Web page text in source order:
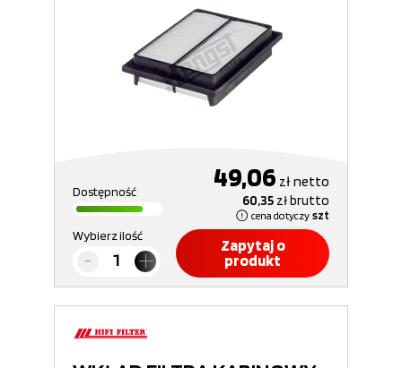
Dostępność 49,06 złnetto
60,35 złbrutto
cena dotyczy szt
Wybierz ilość
Zapytaj o
produkt